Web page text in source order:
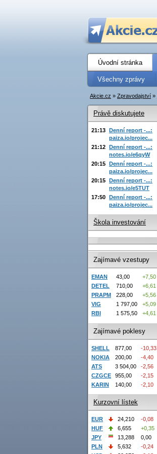
Úvodní stránka
Všechny zprávy
Akcie.cz » Zpravodajství »
Právě diskutujete
21:13 Denní report -...:
paiza.io/projec...
21:12 Denní report -...:
notes.io/e6qyW
20:15 Denní report -...:
paiza.io/projec...
20:15 Denní report -...:
notes.io/e5TUT
17:50 Denní report -...:
paiza.io/projec...
Škola investování
Zajímavé vzestupy
EMAN 43,00
+7,50
DETEL
710,00
+6,61
PRAPM
228,00
+5,56
VIG
1 797,00
+5,09
RBI
1 575,50 +4,61
Zajímavé poklesy
SHELL 877,00
-10,33
NOKIA
200,00
-4,40
ATS
3 504,00
-2,56
CZGCE
955,00
-2,15
KARIN
140,00 -2,10
Kurzovní lístek
EUR 24,210
-0,08
HUF
6,655
+0,35
JPY
13,288
0,00
PLN
5,632
-0,24